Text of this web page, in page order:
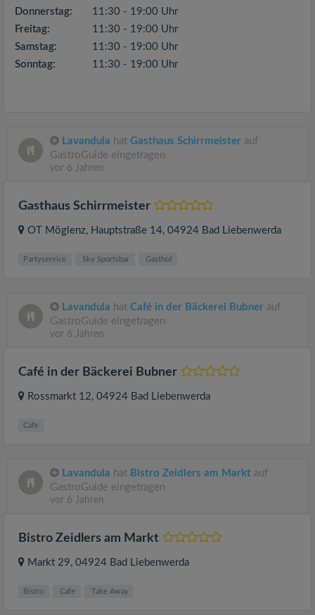
Donnerstag:
11:30 - 19:00 Uhr
Freitag:
11:30 - 19:00 Uhr
Samstag:
11:30 - 19:00 Uhr
Sonntag:
11:30 - 19:00 Uhr
Lavandula hat Gasthaus Schirrmeister auf
GastroGuide eingetragen
vor 6 Jahren
Gasthaus Schirrmeister
OT Möglenz, Hauptstraße 14, 04924 Bad Liebenwerda
Partyservice Sky Sportsbar Gasthof
Lavandula hat Café in der Bäckerei Bubner auf
GastroGuide eingetragen
vor 6 Jahren
Café in der Bäckerei Bubner
Rossmarkt 12, 04924 Bad Liebenwerda
Cafe
Lavandula hat Bistro Zeidlers am Markt auf
GastroGuide eingetragen
vor 6 Jahren
Bistro Zeidlers am Markt
Markt 29, 04924 Bad Liebenwerda
Bistro Cafe Take Away